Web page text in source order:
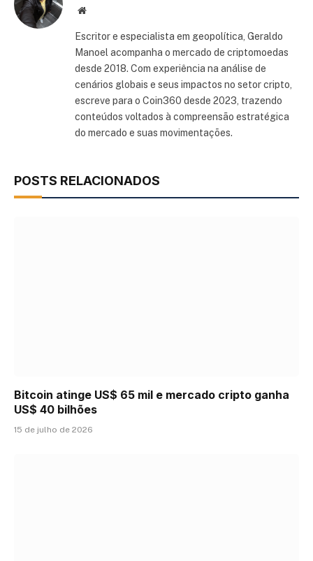
Site
Escritor e especialista em geopolítica, Geraldo
Manoel acompanha o mercado de criptomoedas
desde 2018. Com experiência na análise de
cenários globais e seus impactos no setor cripto,
escreve para o Coin360 desde 2023, trazendo
conteúdos voltados à compreensão estratégica
do mercado e suas movimentações.
POSTS RELACIONADOS
Bitcoin atinge US$ 65 mil e mercado cripto ganha
US$ 40 bilhões
15 de julho de 2026